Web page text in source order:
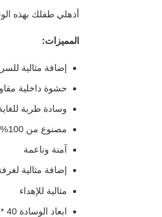
أذهلي طفلك بهذه
المميزات:
إضافة مثالية
حشوة داخلية
وسادة طرية
مصنوع من 100% من البوليستر
آمنة وناعمة
إضافة مثالية
مثالية للإهداء
ابعاد الوسادة 40 * 40 سم، وزن الوسادة 220 غم.